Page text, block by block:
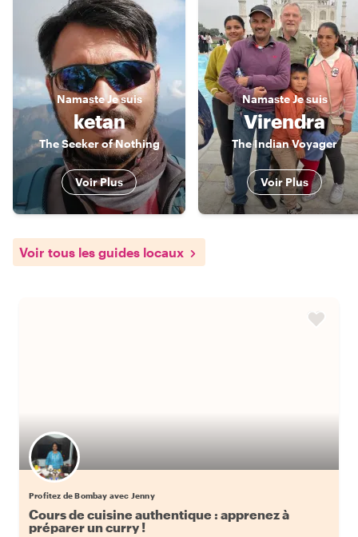
NamasteJe suis
ketan
The Seeker of Nothing
Voir Plus
NamasteJe suis
Virendra
The Indian Voyager
Voir Plus
Voir tous les guides locaux
Profitez de Bombay avec Jenny
Cours de cuisine authentique : apprenez à
préparer un curry !